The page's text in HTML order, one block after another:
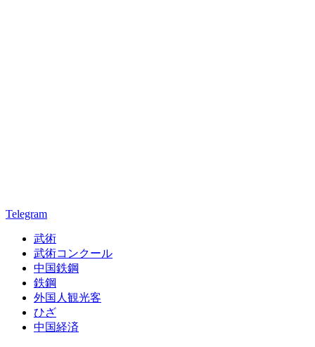
Telegram
武術
武術コンクール
中国鉄鋼
鉄鋼
外国人観光客
ひざ
中国経済